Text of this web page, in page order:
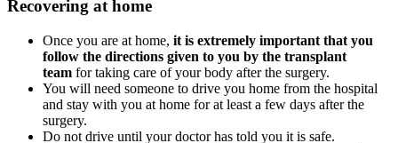
Recovering at home
Once you are at home, it is extremely important that you
follow the directions given to you by the transplant
team for taking care of your body after the surgery.
You will need someone to drive you home from the hospital
and stay with you at home for at least a few days after the
surgery.
Do not drive until your doctor has told you it is safe.